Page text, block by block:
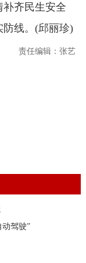
齐民生安全
线。(邱丽珍)
责任编辑：张艺
驾驶”